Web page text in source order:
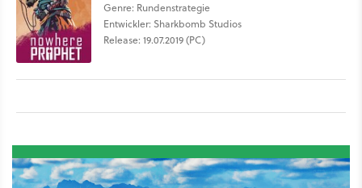
Genre: Rundenstrategie
Entwickler: Sharkbomb Studios
Release: 19.07.2019 (PC)